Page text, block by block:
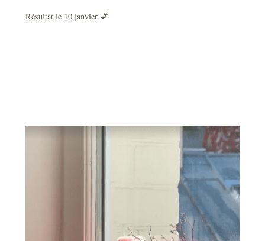
Résultat le 10 janvier 💕